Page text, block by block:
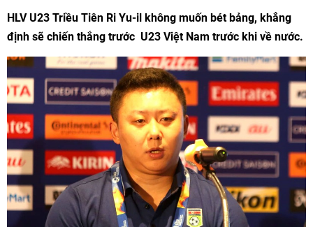
HLV U23 Triều Tiên Ri Yu-il không muốn bét bảng, khẳng
định sẽ chiến thắng trước U23 Việt Nam trước khi về nước.